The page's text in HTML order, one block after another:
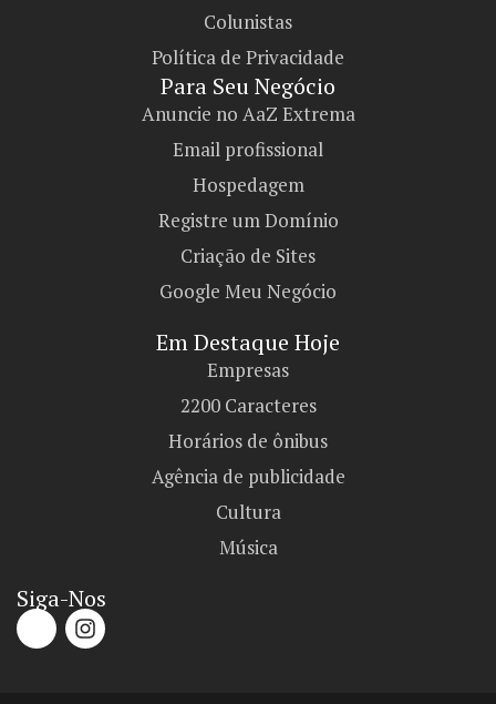
Colunistas
Política de Privacidade
Para Seu Negócio​
Anuncie no AaZ Extrema
Email profissional
Hospedagem
Registre um Domínio
Criação de Sites
Google Meu Negócio
Em Destaque Hoje
Empresas
2200 Caracteres
Horários de ônibus
Agência de publicidade
Cultura
Música
Siga-Nos